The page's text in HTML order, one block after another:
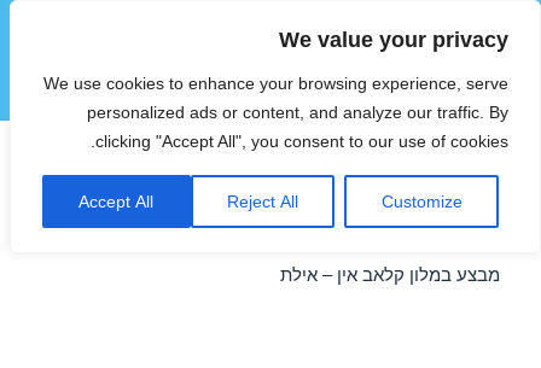
We value your privacy
We use cookies to enhance your browsing experience, serve
personalized ads or content, and analyze our traffic. By
clicking "Accept All", you consent to our use of cookies.
Customize
Reject All
Accept All
הוטצימר
תפריטים
ווידג'טים
מבצע במלון קלאב אין – אילת
21/04/2016
מבצע במלון קלאב אין – אילת